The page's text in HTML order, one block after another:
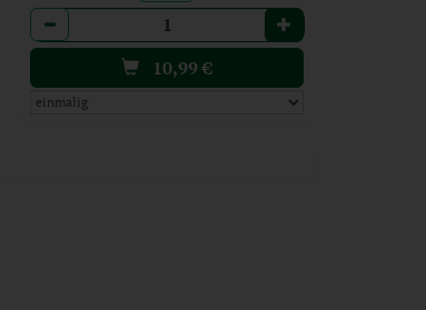
Anzahl
10,99€